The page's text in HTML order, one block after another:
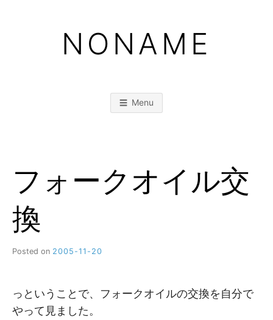
NONAME
Menu
フォークオイル交
換
Posted on 2005-11-20
っということで、フォークオイルの交換を自分で
やって見ました。